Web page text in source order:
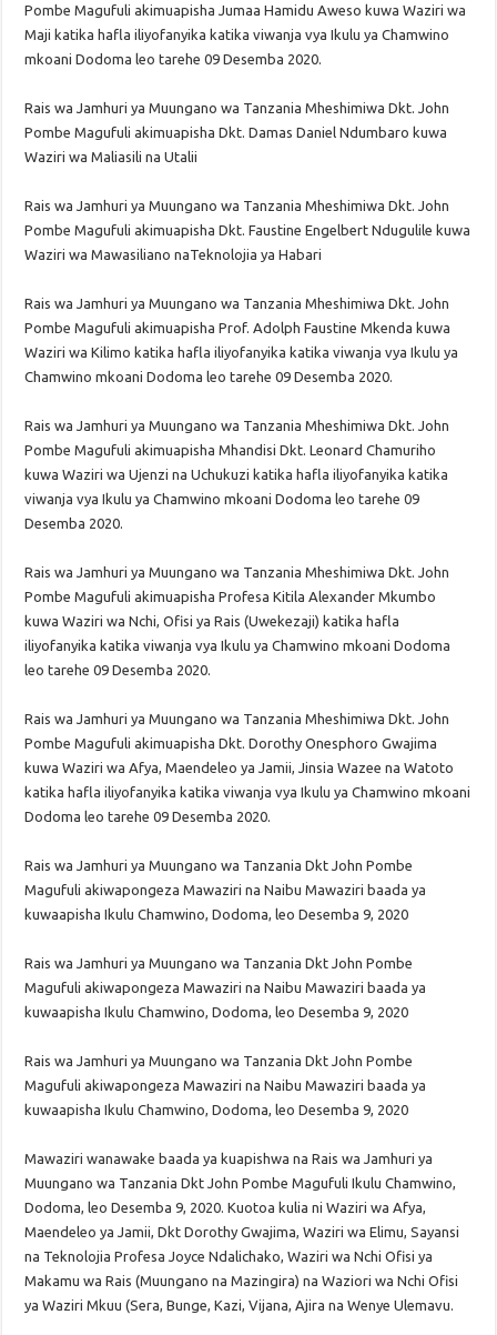
Pombe Magufuli akimuapisha Jumaa Hamidu Aweso kuwa Waziri wa
Maji katika hafla iliyofanyika katika viwanja vya Ikulu ya Chamwino
mkoani Dodoma leo tarehe 09 Desemba 2020.
Rais wa Jamhuri ya Muungano wa Tanzania Mheshimiwa Dkt. John
Pombe Magufuli akimuapisha Dkt. Damas Daniel Ndumbaro kuwa
Waziri wa Maliasili na Utalii
Rais wa Jamhuri ya Muungano wa Tanzania Mheshimiwa Dkt. John
Pombe Magufuli akimuapisha Dkt. Faustine Engelbert Ndugulile kuwa
Waziri wa Mawasiliano naTeknolojia ya Habari
Rais wa Jamhuri ya Muungano wa Tanzania Mheshimiwa Dkt. John
Pombe Magufuli akimuapisha Prof. Adolph Faustine Mkenda kuwa
Waziri wa Kilimo katika hafla iliyofanyika katika viwanja vya Ikulu ya
Chamwino mkoani Dodoma leo tarehe 09 Desemba 2020.
Rais wa Jamhuri ya Muungano wa Tanzania Mheshimiwa Dkt. John
Pombe Magufuli akimuapisha Mhandisi Dkt. Leonard Chamuriho
kuwa Waziri wa Ujenzi na Uchukuzi katika hafla iliyofanyika katika
viwanja vya Ikulu ya Chamwino mkoani Dodoma leo tarehe 09
Desemba 2020.
Rais wa Jamhuri ya Muungano wa Tanzania Mheshimiwa Dkt. John
Pombe Magufuli akimuapisha Profesa Kitila Alexander Mkumbo
kuwa Waziri wa Nchi, Ofisi ya Rais (Uwekezaji) katika hafla
iliyofanyika katika viwanja vya Ikulu ya Chamwino mkoani Dodoma
leo tarehe 09 Desemba 2020.
Rais wa Jamhuri ya Muungano wa Tanzania Mheshimiwa Dkt. John
Pombe Magufuli akimuapisha Dkt. Dorothy Onesphoro Gwajima
kuwa Waziri wa Afya, Maendeleo ya Jamii, Jinsia Wazee na Watoto
katika hafla iliyofanyika katika viwanja vya Ikulu ya Chamwino mkoani
Dodoma leo tarehe 09 Desemba 2020.
Rais wa Jamhuri ya Muungano wa Tanzania Dkt John Pombe
Magufuli akiwapongeza Mawaziri na Naibu Mawaziri baada ya
kuwaapisha Ikulu Chamwino, Dodoma, leo Desemba 9, 2020
Rais wa Jamhuri ya Muungano wa Tanzania Dkt John Pombe
Magufuli akiwapongeza Mawaziri na Naibu Mawaziri baada ya
kuwaapisha Ikulu Chamwino, Dodoma, leo Desemba 9, 2020
Rais wa Jamhuri ya Muungano wa Tanzania Dkt John Pombe
Magufuli akiwapongeza Mawaziri na Naibu Mawaziri baada ya
kuwaapisha Ikulu Chamwino, Dodoma, leo Desemba 9, 2020
Mawaziri wanawake baada ya kuapishwa na Rais wa Jamhuri ya
Muungano wa Tanzania Dkt John Pombe Magufuli Ikulu Chamwino,
Dodoma, leo Desemba 9, 2020. Kuotoa kulia ni Waziri wa Afya,
Maendeleo ya Jamii, Dkt Dorothy Gwajima, Waziri wa Elimu, Sayansi
na Teknolojia Profesa Joyce Ndalichako, Waziri wa Nchi Ofisi ya
Makamu wa Rais (Muungano na Mazingira) na Waziori wa Nchi Ofisi
ya Waziri Mkuu (Sera, Bunge, Kazi, Vijana, Ajira na Wenye Ulemavu.